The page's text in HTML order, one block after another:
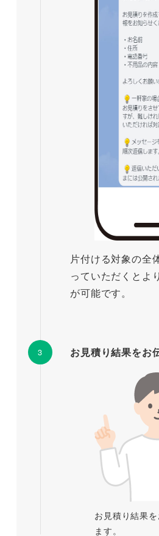
片付ける対象の全
っていただくとよ
が可能です。
お見積り結果をお
お見積り結果
ます。